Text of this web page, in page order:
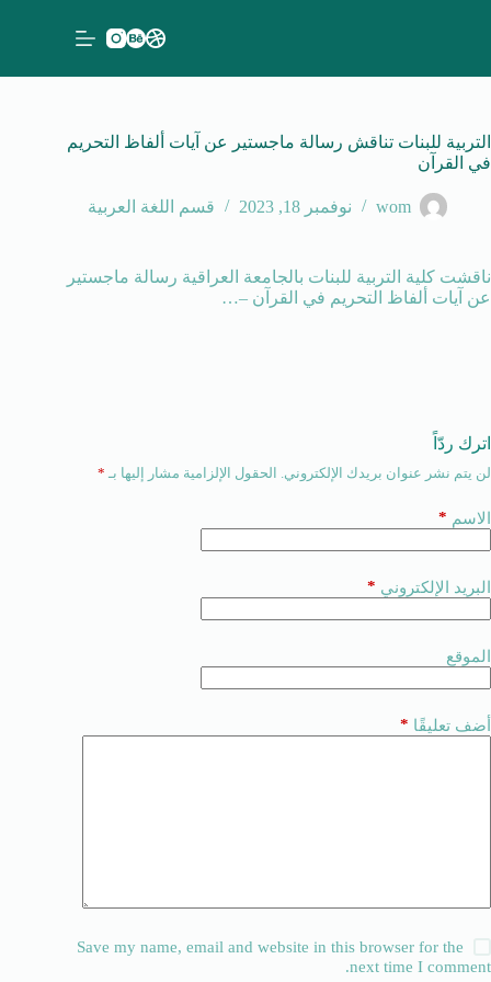
التربية للبنات تناقش رسالة ماجستير عن آيات ألفاظ التحريم
في القرآن
wom نوفمبر 18, 2023 قسم اللغة العربية
ناقشت كلية التربية للبنات بالجامعة العراقية رسالة ماجستير
عن آيات ألفاظ التحريم في القرآن –…
اترك ردّاً
لن يتم نشر عنوان بريدك الإلكتروني. الحقول الإلزامية مشار إليها بـ *
الاسم *
البريد الإلكتروني *
الموقع
أضف تعليقًا *
Save my name, email and website in this browser for the
next time I comment.